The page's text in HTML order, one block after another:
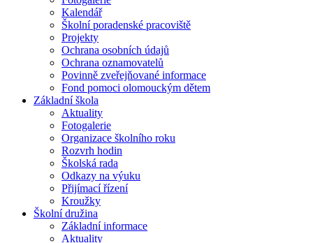
Kalendář
Školní poradenské pracoviště
Projekty
Ochrana osobních údajů
Ochrana oznamovatelů
Povinně zveřejňované informace
Fond pomoci olomouckým dětem
Základní škola
Aktuality
Fotogalerie
Organizace školního roku
Rozvrh hodin
Školská rada
Odkazy na výuku
Přijímací řízení
Kroužky
Školní družina
Základní informace
Aktuality